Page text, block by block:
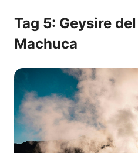
Tag 5: Geysire
Machuca